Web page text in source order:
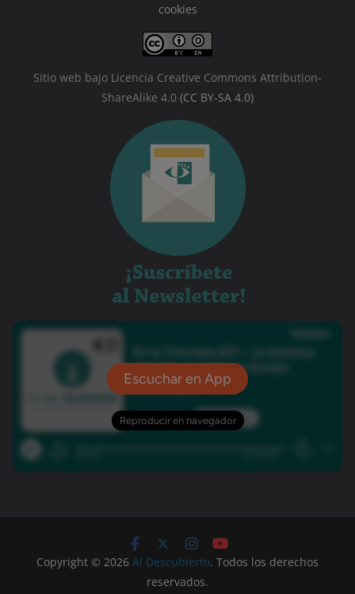
cookies
Sitio web bajo Licencia Creative Commons Attribution-
ShareAlike 4.0 (CC BY-SA 4.0)
Copyright © 2026 Al Descubierto. Todos los derechos
reservados.